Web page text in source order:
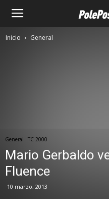
Inicio General
General TC 2000
Mario Gerbaldo
Fluence
10 marzo, 2013